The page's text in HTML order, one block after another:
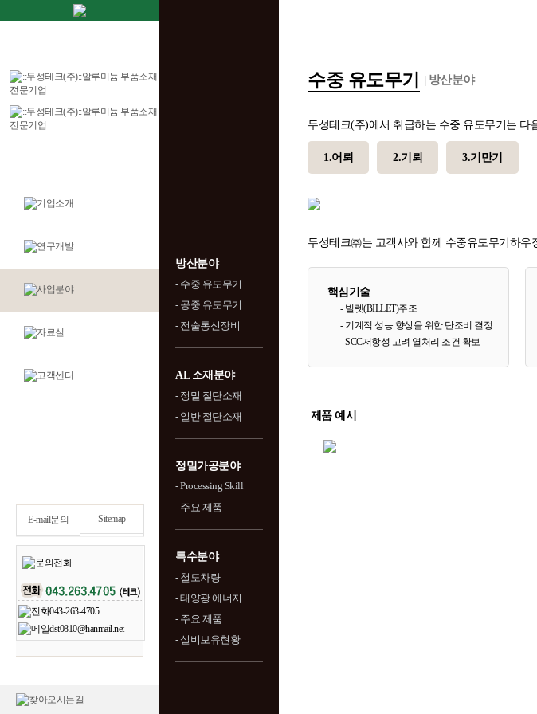
E-mail문의 Sitemap
방산분야
- 수중 유도무기
- 공중 유도무기
- 전술통신장비
AL 소재분야
- 정밀 절단소재
- 일반 절단소재
정밀가공분야
- Processing Skill
- 주요 제품
특수분야
- 철도차량
- 태양광 에너지
- 주요 제품
- 설비보유현황
수중 유도무기 | 방산분야
두성테크(주)에서 취급하는 수중 유도무기는 다
1.어뢰 2.기뢰 3.기만기
두성테크㈜는 고객사와 함께 수중유도무기하우
핵심기술
- 빌렛(BILLET)주조
- 기계적 성능 향상을 위한 단조비 결정
- SCC저항성 고려 열처리 조건 확보
제품 예시